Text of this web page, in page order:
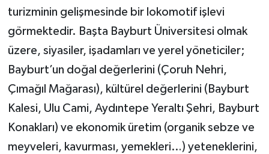
turizminin gelişmesinde bir lokomotif işlevi
görmektedir. Başta Bayburt Üniversitesi olmak
üzere, siyasiler, işadamları ve yerel yöneticiler;
Bayburt’un doğal değerlerini (Çoruh Nehri,
Çımağıl Mağarası), kültürel değerlerini (Bayburt
Kalesi, Ulu Cami, Aydıntepe Yeraltı Şehri, Bayburt
Konakları) ve ekonomik üretim (organik sebze ve
meyveleri, kavurması, yemekleri…) yeteneklerini,